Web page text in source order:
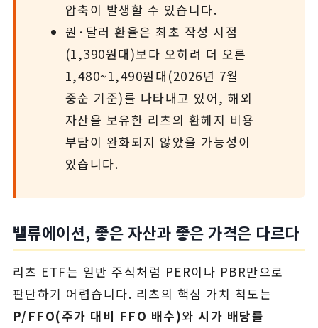
압축이 발생할 수 있습니다.
원·달러 환율은 최초 작성 시점
(1,390원대)보다 오히려 더 오른
1,480~1,490원대(2026년 7월
중순 기준)를 나타내고 있어, 해외
자산을 보유한 리츠의 환헤지 비용
부담이 완화되지 않았을 가능성이
있습니다.
밸류에이션, 좋은 자산과 좋은 가격은 다르다
리츠 ETF는 일반 주식처럼 PER이나 PBR만으로
판단하기 어렵습니다. 리츠의 핵심 가치 척도는
P/FFO(주가 대비 FFO 배수)와시가 배당률